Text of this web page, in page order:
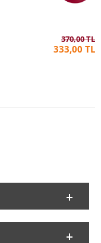
370,00 TL
333,00 TL